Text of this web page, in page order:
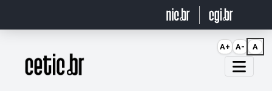
Página inicial
A+ A- A